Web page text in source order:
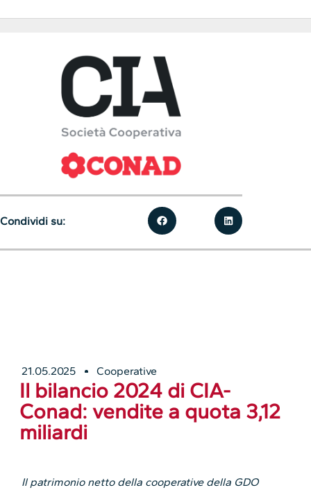
21.05.2025 Cooperative
Il bilancio 2024 di CIA-
Conad: vendite a quota 3,12
miliardi
Il patrimonio netto della cooperative della GDO
Condividi su: